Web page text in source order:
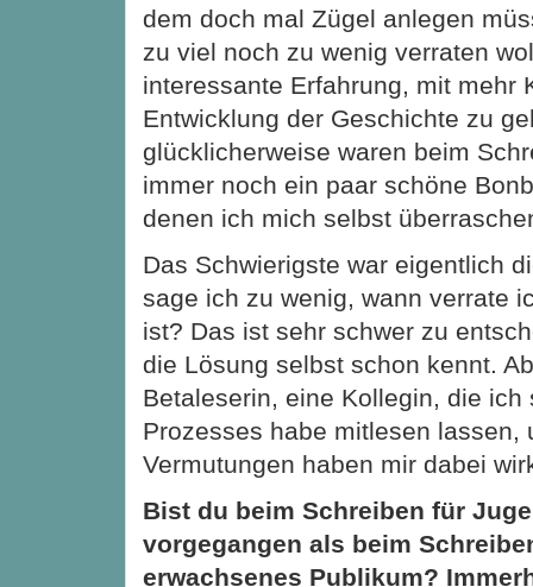
dem doch mal Zügel anlegen
zu viel noch zu wenig verraten
interessante Erfahrung, mit mehr
Entwicklung der Geschichte zu
glücklicherweise waren beim
immer noch ein paar schöne
denen ich mich selbst
Das Schwierigste war eigentlich
sage ich zu wenig, wann verrate
ist? Das ist sehr schwer zu
die Lösung selbst schon kennt.
Betaleserin, eine Kollegin, die ich
Prozesses habe mitlesen lassen,
Vermutungen haben mir dabei
Bist du beim Schreiben für
vorgegangen als beim
erwachsenes Publikum?